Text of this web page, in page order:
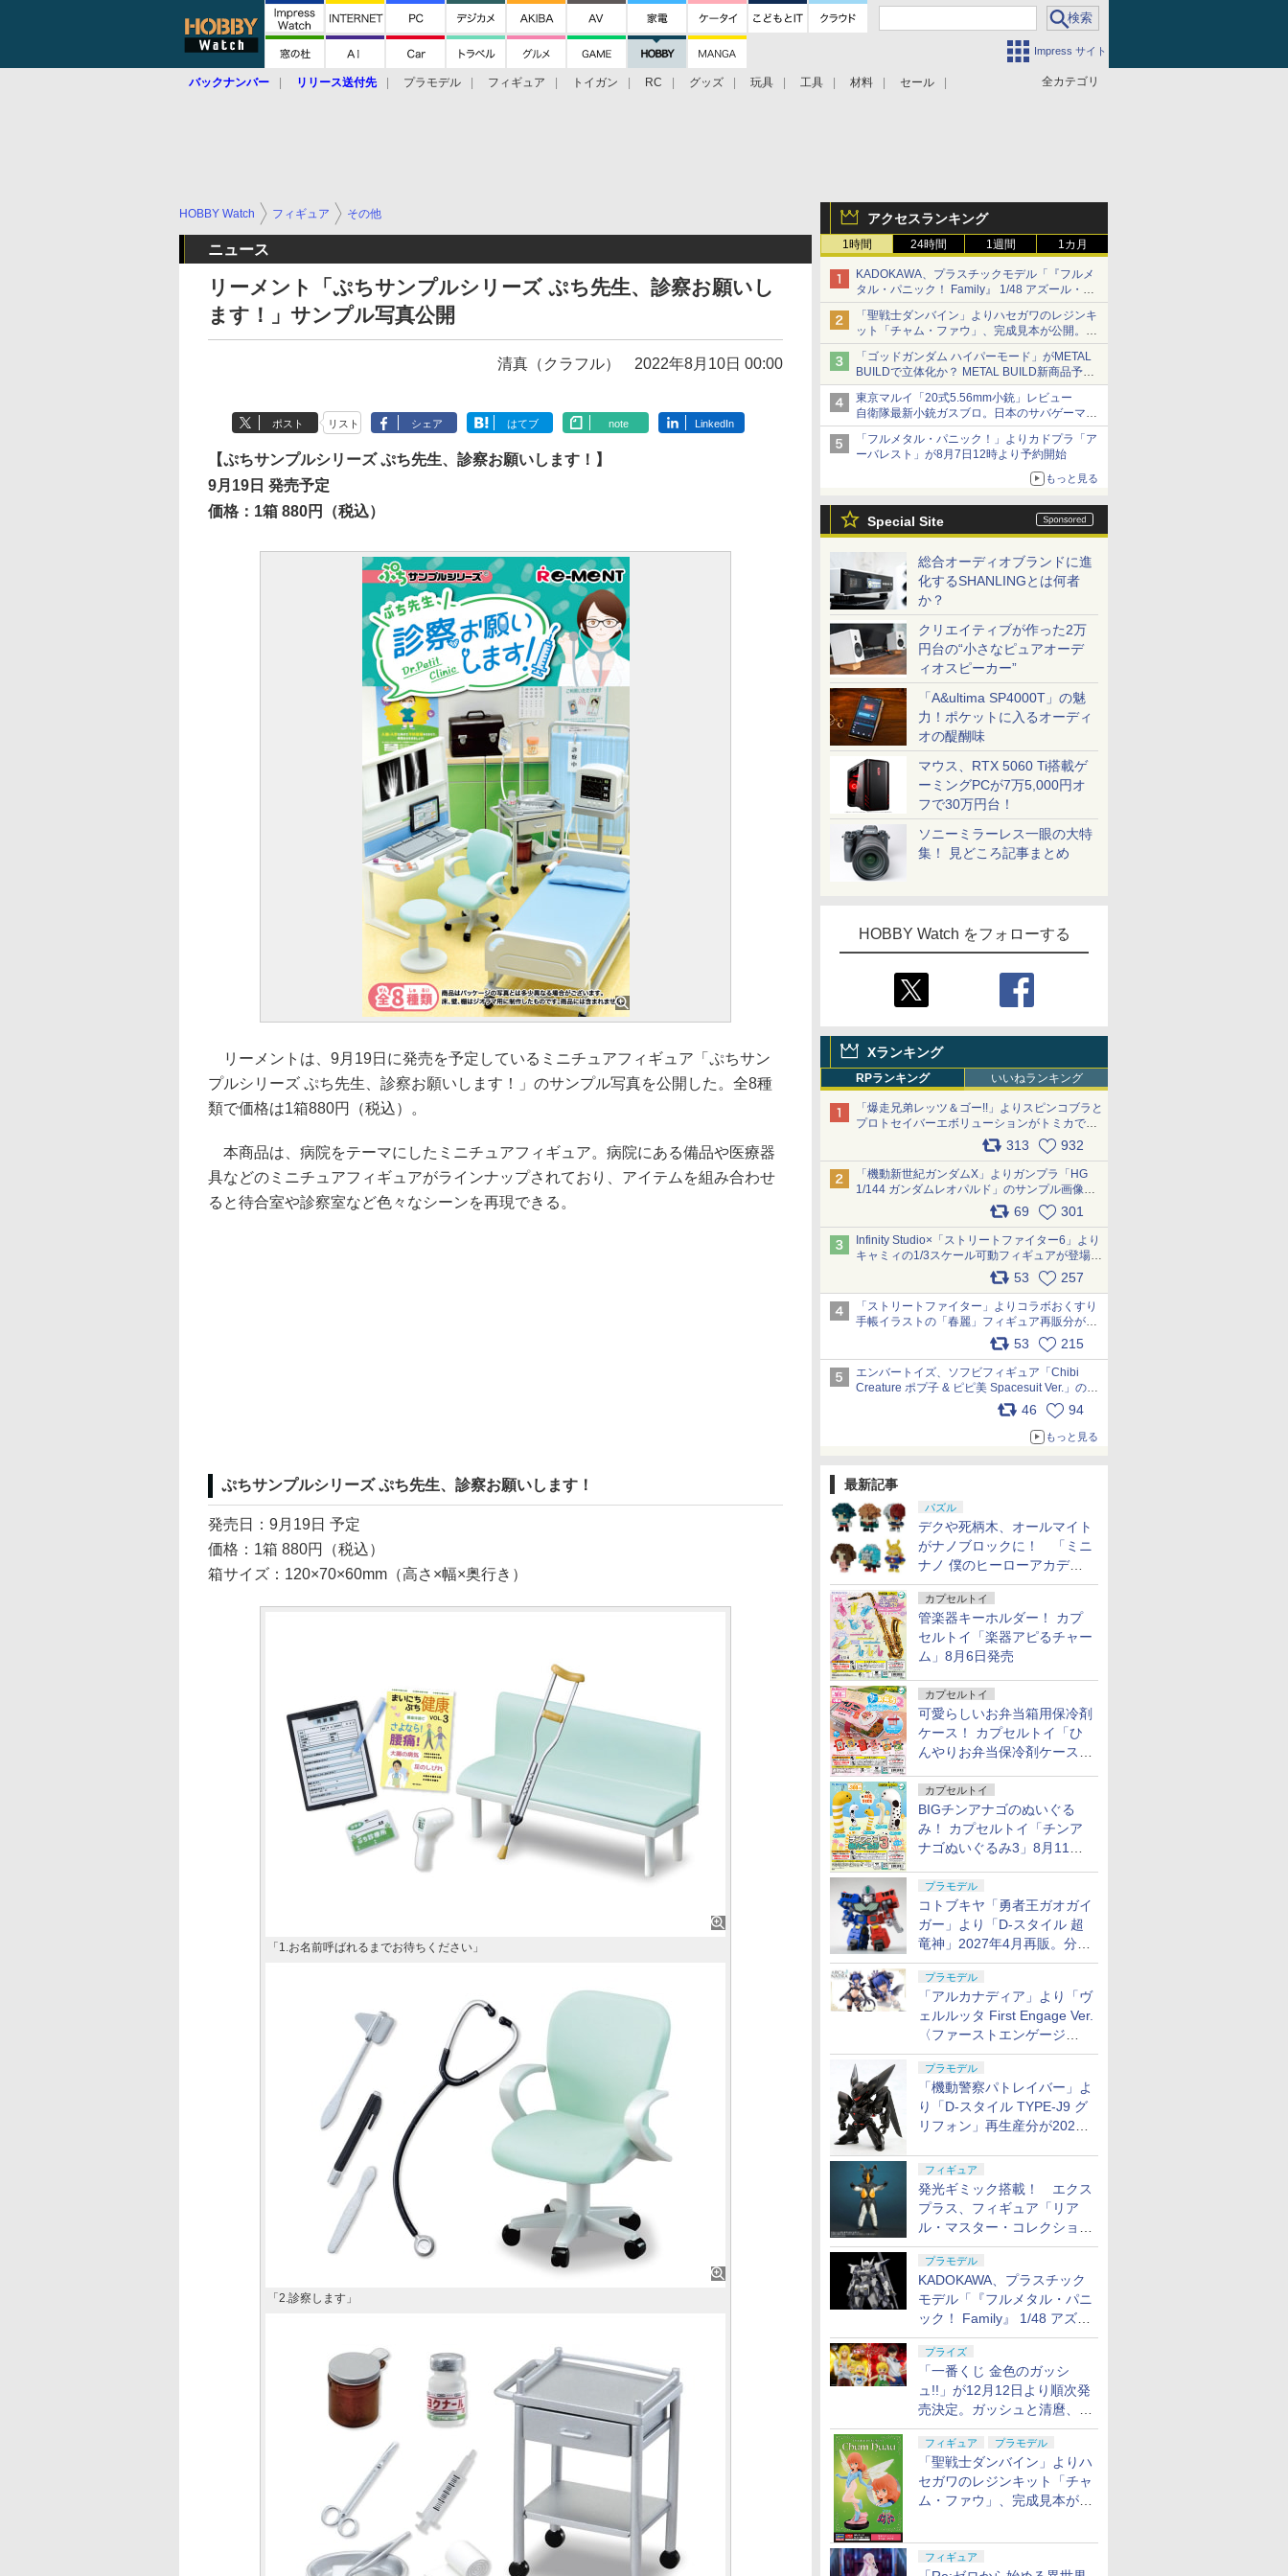
Impress サイト
全カテゴリ
バックナンバー リリース送付先 プラモデル フィギュア トイガン RC グッズ 玩具 工具 材料 セール
アクセスランキング
1時間 24時間 1週間 1カ月
KADOKAWA、プラスチックモデル「『フルメ
タル・パニック！ Family』 1/48 アズール・レ
イヴン」の発売延期を発表
8月から9月に延期
「聖戦士ダンバイン」よりハセガワのレジンキ
ット「チャム・ファウ」、完成見本が公開。9
月3日頃発売予定
「ゴッドガンダム ハイパーモード」がMETAL
BUILDで立体化か？ METAL BUILD新商品予告
が公開
東京マルイ「20式5.56mm小銃」レビュー
自衛隊最新小銃ガスブロ。日本のサバゲーマー
で本当によかった
「フルメタル・パニック！」よりカドプラ「ア
ーバレスト」が8月7日12時より予約開始
もっと見る
Special Site
総合オーディオブランドに進
化するSHANLINGとは何者
か？
クリエイティブが作った2万
円台の“小さなピュアオーデ
ィオスピーカー”
「A&ultima SP4000T」の魅
力！ポケットに入るオーディ
オの醍醐味
マウス、RTX 5060 Ti搭載ゲ
ーミングPCが7万5,000円オ
フで30万円台！
ソニーミラーレス一眼の大特
集！ 見どころ記事まとめ
HOBBY Watch をフォローする
Xランキング
RPランキング いいねランキング
「爆走兄弟レッツ＆ゴー!!」よりスピンコブラと
プロトセイバーエボリューションがトミカで登
場 pic.x.com/9paC75M2iL 313 932
「機動新世紀ガンダムX」よりガンプラ「HG
1/144 ガンダムレオパルド」のサンプル画像が
69 301
Infinity Studio×「ストリートファイター6」より
キャミィの1/3スケール可動フィギュアが登場
53 257
「ストリートファイター」よりコラボおくすり
手帳イラストの「春麗」フィギュア再販分が本
日出荷開始 pic.x.com/toUc1MHr41
53 215
エンバートイズ、ソフビフィギュア「Chibi
Creature ポプ子 & ピピ美 Spacesuit Ver.」の発
売中止を発表 pic.x.com/Ri45iFeYjn
46 94
もっと見る
最新記事
パズル
デクや死柄木、オールマイト
がナノブロックに！ 「ミニ
ナノ 僕のヒーローアカデミ
ア」9月再販
カプセルトイ
管楽器キーホルダー！ カプ
セルトイ「楽器アピるチャー
ム」8月6日発売
カプセルトイ
可愛らしいお弁当箱用保冷剤
ケース！ カプセルトイ「ひ
んやりお弁当保冷剤ケース
カプセルトイ
BIGチンアナゴのぬいぐる
み！ カプセルトイ「チンア
ナゴぬいぐるみ3」8月11日
プラモデル
コトブキヤ「勇者王ガオガイ
ガー」より「D-スタイル 超
竜神」2027年4月再販。分離
変形が可能
プラモデル
「アルカナディア」より「ヴ
ェルルッタ First Engage Ver.
〈ファーストエンゲージ
Ver.〉」が2027年2月発売！
プラモデル
「機動警察パトレイバー」よ
り「D-スタイル TYPE-J9 グ
リフォン」再生産分が2027
フィギュア
発光ギミック搭載！ エクス
プラス、フィギュア「リア
ル・マスター・コレクション
ゼットン リニューアルVer.」
11月発売
プラモデル
KADOKAWA、プラスチック
モデル「『フルメタル・パニ
ック！ Family』 1/48 アズー
ル・レイヴン」の発売延期を
発表
プライズ
「一番くじ 金色のガッシ
ュ!!」が12月12日より順次発
売決定。ガッシュと清麿、キ
ャンチョメとフォルゴレがフ
ィギュアで登場
フィギュア プラモデル
「聖戦士ダンバイン」よりハ
セガワのレジンキット「チャ
ム・ファウ」、完成見本が公
フィギュア
HOBBY Watch フィギュア その他
ニュース
リーメント「ぷちサンプルシリーズ ぷち先生、診察お願いし
ます！」サンプル写真公開
清真（クラフル） 2022年8月10日 00:00
ポスト リスト シェア はてブ note LinkedIn
【ぷちサンプルシリーズ ぷち先生、診察お願いします！】
9月19日 発売予定
価格：1箱 880円（税込）
リーメントは、9月19日に発売を予定しているミニチュアフィギュア「ぷちサン
プルシリーズ ぷち先生、診察お願いします！」のサンプル写真を公開した。全8種
類で価格は1箱880円（税込）。
本商品は、病院をテーマにしたミニチュアフィギュア。病院にある備品や医療器
具などのミニチュアフィギュアがラインナップされており、アイテムを組み合わせ
ると待合室や診察室など色々なシーンを再現できる。
ぷちサンプルシリーズ ぷち先生、診察お願いします！
発売日：9月19日 予定
価格：1箱 880円（税込）
箱サイズ：120×70×60mm（高さ×幅×奥行き）
「1.お名前呼ばれるまでお待ちください」
「2.診察します」